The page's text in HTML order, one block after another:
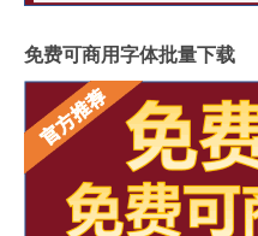
免费可商用字体批量下载